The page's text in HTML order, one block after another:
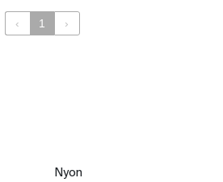
‹ 1 ›
Nyon